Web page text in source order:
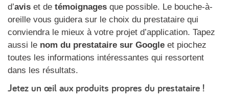
d’avis et de témoignages que possible. Le bouche-à-
oreille vous guidera sur le choix du prestataire qui
conviendra le mieux à votre projet d’application. Tapez
aussi le nom du prestataire sur Google et piochez
toutes les informations intéressantes qui ressortent
dans les résultats.
Jetez un œil aux produits propres du prestataire !